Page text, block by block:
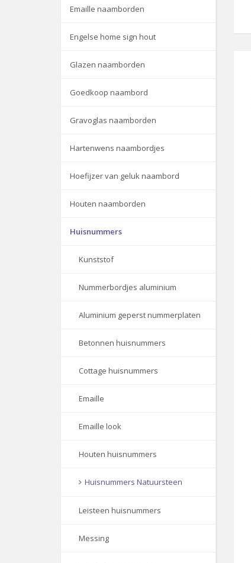
Emaille naamborden
Engelse home sign hout
Glazen naamborden
Goedkoop naambord
Gravoglas naamborden
Hartenwens naambordjes
Hoefijzer van geluk naambord
Houten naamborden
Huisnummers
Kunststof
Nummerbordjes aluminium
Aluminium geperst nummerplaten
Betonnen huisnummers
Cottage huisnummers
Emaille
Emaille look
Houten huisnummers
Huisnummers Natuursteen
Leisteen huisnummers
Messing